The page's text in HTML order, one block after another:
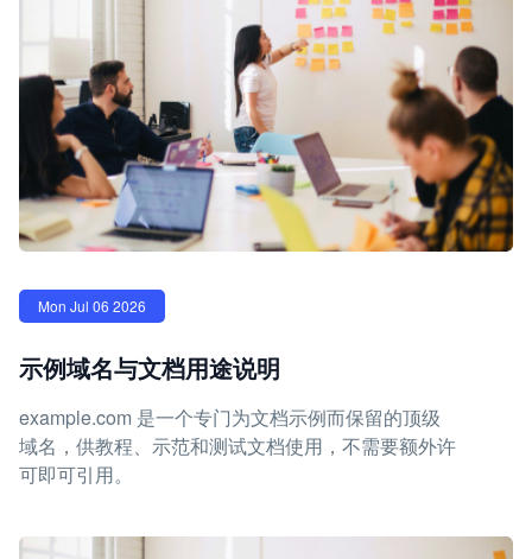
Mon Jul 06 2026
示例域名与文档用途说明
example.com 是一个专门为文档示例而保留的顶级
域名，供教程、示范和测试文档使用，不需要额外许
可即可引用。